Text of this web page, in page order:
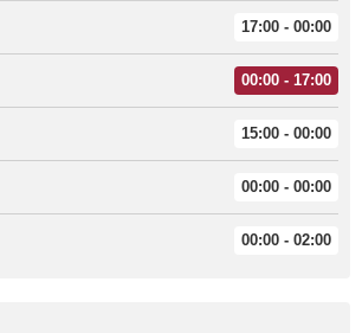
17:00 - 00:00
00:00 - 17:00
15:00 - 00:00
00:00 - 00:00
00:00 - 02:00